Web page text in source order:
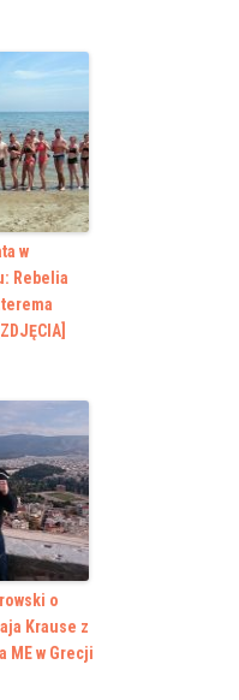
w
Rebelia
o
Krause z
ME w Grecji